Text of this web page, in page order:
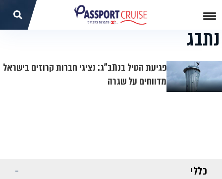
נתבג
פגיעת הטיל בנתב"ג: נציגי חברות קרוזים בישראל
מדווחים על שגרה
כללי